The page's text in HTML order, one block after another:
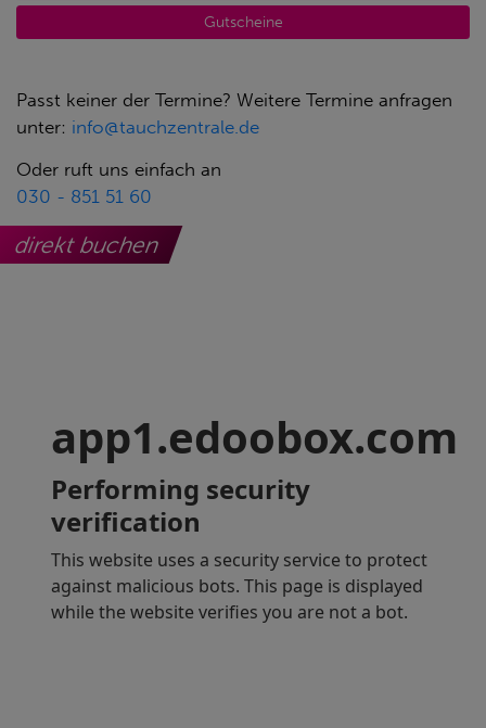
Gutscheine
Passt keiner der Termine? Weitere Termine anfragen
unter: info@tauchzentrale.de
Oder ruft uns einfach an
030 - 851 51 60
direkt buchen